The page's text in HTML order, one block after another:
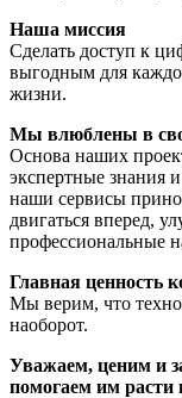
Наша миссия
Сделать доступ к
выгодным для
жизни.
Мы влюблены в
Основа наших
экспертные знания
наши сервисы
двигаться вперед,
профессиональные
Главная ценность
Мы верим, что
наоборот.
Уважаем, ценим и
помогаем им расти